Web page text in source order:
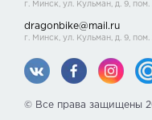
г. Минск, ул. Кульман, д. 9, пом.
dragonbike@mail.ru
г. Минск, ул. Кульман, д. 9, пом.
© Все права защищены